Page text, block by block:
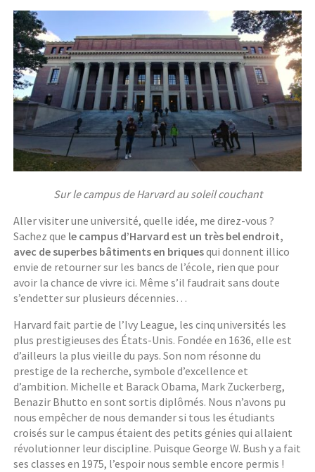
Sur le campus de Harvard au soleil couchant
Aller visiter une université, quelle idée, me direz-vous ?
Sachez que le campus d’Harvard est un très bel endroit,
avec de superbes bâtiments en briquesqui donnent illico
envie de retourner sur les bancs de l’école, rien que pour
avoir la chance de vivre ici. Même s’il faudrait sans doute
s’endetter sur plusieurs décennies…
Harvard fait partie de l’Ivy League, les cinq universités les
plus prestigieuses des États-Unis. Fondée en 1636, elle est
d’ailleurs la plus vieille du pays. Son nom résonne du
prestige de la recherche, symbole d’excellence et
d’ambition. Michelle et Barack Obama, Mark Zuckerberg,
Benazir Bhutto en sont sortis diplômés. Nous n’avons pu
nous empêcher de nous demander si tous les étudiants
croisés sur le campus étaient des petits génies qui allaient
révolutionner leur discipline. Puisque George W. Bush y a fait
ses classes en 1975, l’espoir nous semble encore permis !